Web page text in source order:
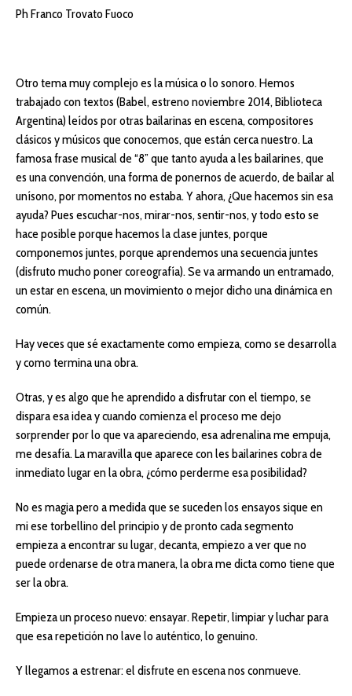
Ph Franco Trovato Fuoco
Otro tema muy complejo es la música o lo sonoro. Hemos
trabajado con textos (Babel, estreno noviembre 2014, Biblioteca
Argentina) leídos por otras bailarinas en escena, compositores
clásicos y músicos que conocemos, que están cerca nuestro. La
famosa frase musical de “8” que tanto ayuda a les bailarines, que
es una convención, una forma de ponernos de acuerdo, de bailar al
unísono, por momentos no estaba. Y ahora, ¿Que hacemos sin esa
ayuda? Pues escuchar-nos, mirar-nos, sentir-nos, y todo esto se
hace posible porque hacemos la clase juntes, porque
componemos juntes, porque aprendemos una secuencia juntes
(disfruto mucho poner coreografía). Se va armando un entramado,
un estar en escena, un movimiento o mejor dicho una dinámica en
común.
Hay veces que sé exactamente como empieza, como se desarrolla
y como termina una obra.
Otras, y es algo que he aprendido a disfrutar con el tiempo, se
dispara esa idea y cuando comienza el proceso me dejo
sorprender por lo que va apareciendo, esa adrenalina me empuja,
me desafía. La maravilla que aparece con les bailarines cobra de
inmediato lugar en la obra, ¿cómo perderme esa posibilidad?
No es magia pero a medida que se suceden los ensayos sique en
mi ese torbellino del principio y de pronto cada segmento
empieza a encontrar su lugar, decanta, empiezo a ver que no
puede ordenarse de otra manera, la obra me dicta como tiene que
ser la obra.
Empieza un proceso nuevo: ensayar. Repetir, limpiar y luchar para
que esa repetición no lave lo auténtico, lo genuino.
Y llegamos a estrenar: el disfrute en escena nos conmueve.